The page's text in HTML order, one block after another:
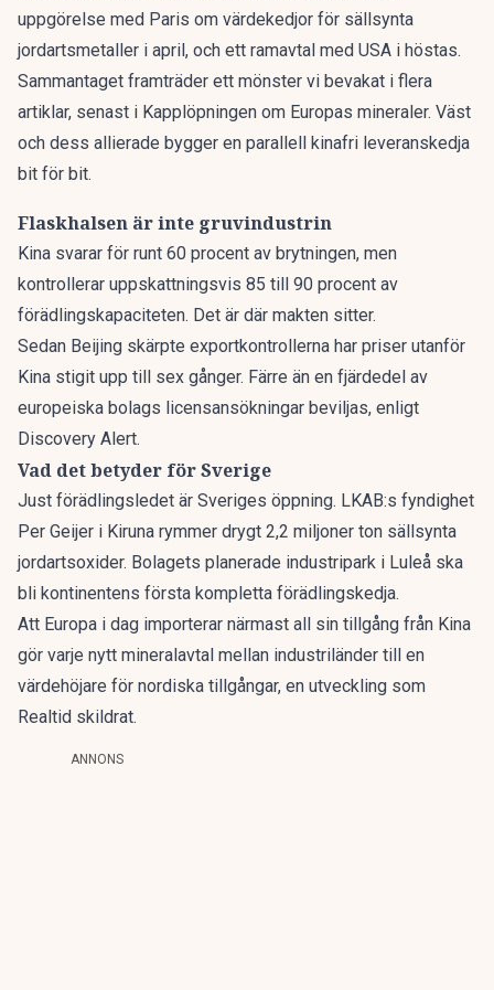
uppgörelse med Paris om värdekedjor för sällsynta
jordartsmetaller i april, och ett ramavtal med USA i höstas.
Sammantaget framträder ett mönster vi bevakat i flera
artiklar, senast i Kapplöpningen om Europas mineraler. Väst
och dess allierade bygger en parallell kinafri leveranskedja
bit för bit.
Flaskhalsen är inte gruvindustrin
Kina svarar för runt 60 procent av brytningen, men
kontrollerar uppskattningsvis 85 till 90 procent av
förädlingskapaciteten. Det är där makten sitter.
Sedan Beijing skärpte exportkontrollerna har priser utanför
Kina stigit upp till sex gånger. Färre än en fjärdedel av
europeiska bolags licensansökningar beviljas, enligt
Discovery Alert.
Vad det betyder för Sverige
Just förädlingsledet är Sveriges öppning. LKAB:s fyndighet
Per Geijer i Kiruna rymmer drygt 2,2 miljoner ton sällsynta
jordartsoxider. Bolagets planerade industripark i Luleå ska
bli kontinentens första kompletta förädlingskedja.
Att Europa i dag importerar närmast all sin tillgång från Kina
gör varje nytt mineralavtal mellan industriländer till en
värdehöjare för nordiska tillgångar, en utveckling som
Realtid skildrat.
ANNONS